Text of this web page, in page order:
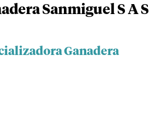
Sanmiguel S A S
Ganadera